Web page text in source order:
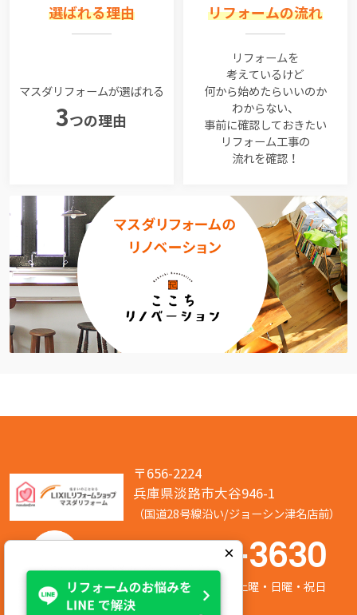
選ばれる理由
マスダリフォームが選ばれる
3つの理由
リフォームの流れ
リフォームを
考えているけど
何から始めたらいいのか
わからない、
事前に確認しておきたい
リフォーム工事の
流れを確認！
〒656-2224
兵庫県淡路市大谷946-1
（国道28号線沿い/ジョーシン津名店前）
050-7586-3630
営業時間:8:00～17:00 定休日:第2/第4土曜・日曜・祝日
×